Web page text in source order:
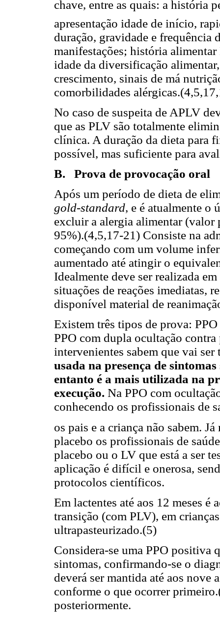
chave, entre as quais: a
apresentação idade de início,
duração, gravidade e frequência
manifestações; história
idade da diversificação
crescimento, sinais de má
comorbilidades
No caso de suspeita de APLV
que as PLV são totalmente
clínica. A duração da dieta para
possível, mas suficiente para
B. Prova de provocação oral
Após um período de dieta de
gold-standard, e é atualmente
excluir a alergia alimentar
95%).(4,5,17-21) Consiste na
começando com um volume
aumentado até atingir o
Idealmente deve ser realizada
situações de reações imediatas,
disponível material de
Existem três tipos de prova:
PPO com dupla ocultação
intervenientes sabem que vai
usada na presença de
entanto é a mais utilizada na
execução. Na PPO com
conhecendo os profissionais de
os pais e a criança não sabem.
placebo os profissionais de
placebo ou o LV que está a ser
aplicação é difícil e onerosa,
protocolos científicos.
Em lactentes até aos 12 meses
transição (com PLV), em
ultrapasteurizado.(5)
Considera-se uma PPO positiva
sintomas, confirmando-se o
deverá ser mantida até aos nove
conforme o que ocorrer
posteriormente.